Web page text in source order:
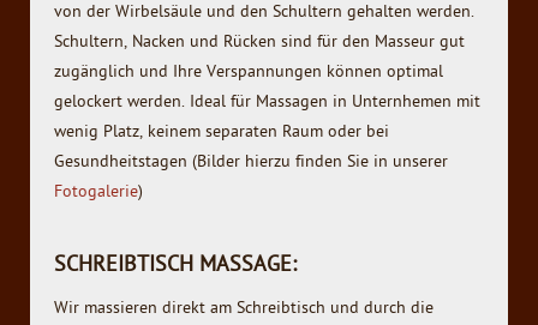
von der Wirbelsäule und den Schultern gehalten werden.
Schultern, Nacken und Rücken sind für den Masseur gut
zugänglich und Ihre Verspannungen können optimal
gelockert werden. Ideal für Massagen in Unternhemen mit
wenig Platz, keinem separaten Raum oder bei
Gesundheitstagen (Bilder hierzu finden Sie in unserer
Fotogalerie)
SCHREIBTISCH MASSAGE:
Wir massieren direkt am Schreibtisch und durch die